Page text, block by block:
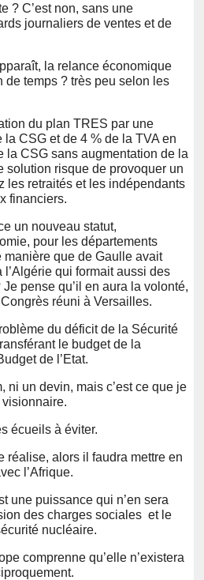
? C’est non, sans une
journaliers de ventes et de
la relance économique
de temps ? très peu selon les
du plan TRES par une
CSG et de 4 % de la TVA en
la CSG sans augmentation de la
solution risque de provoquer un
les retraités et les indépendants
financiers.
un nouveau statut,
pour les départements
manière que de Gaulle avait
l’Algérie qui formait aussi des
pense qu’il en aura la volonté,
réuni à Versailles.
du déficit de la Sécurité
le budget de la
de l’Etat.
ni un devin, mais c’est ce que je
écueils à éviter.
réalise, alors il faudra mettre en
l’Afrique.
une puissance qui n’en sera
des charges sociales et le
nucléaire.
comprenne qu’elle n’existera